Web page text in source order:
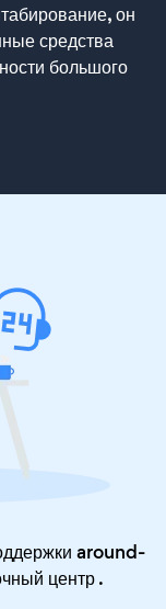
он
средства
большого
around-
центр.